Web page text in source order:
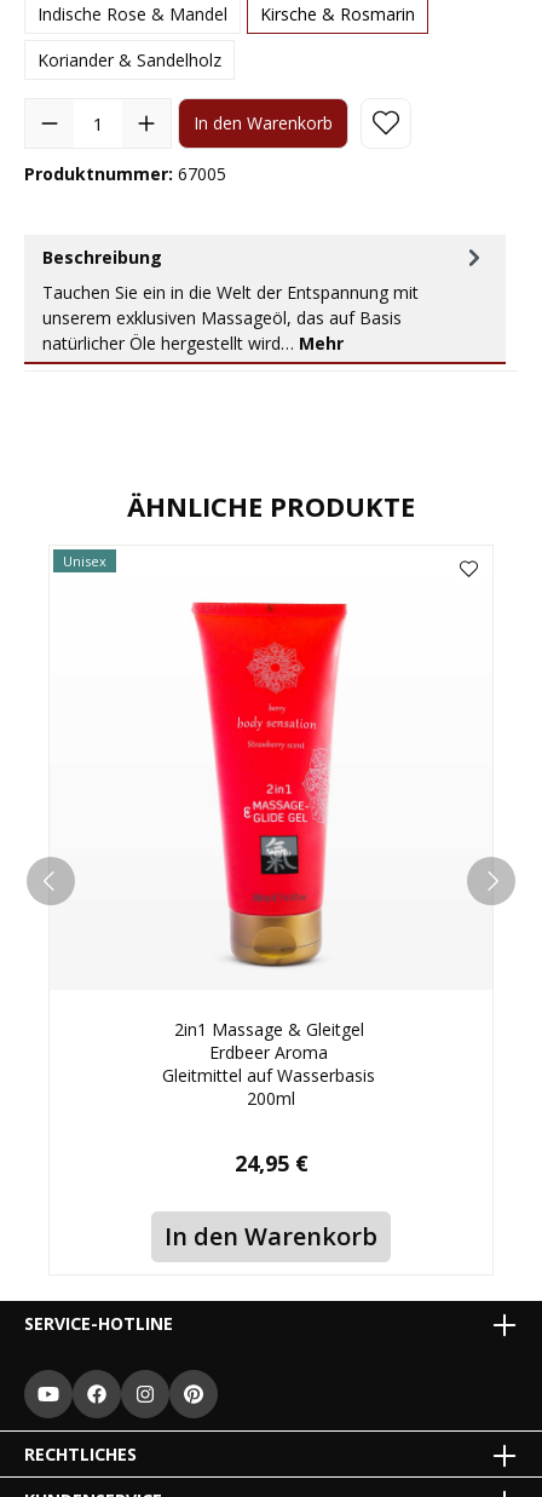
Indische Rose & Mandel
Kirsche & Rosmarin
Koriander & Sandelholz
In den Warenkorb
Produktnummer: 67005
Beschreibung
Tauchen Sie ein in die Welt der Entspannung mit
unserem exklusiven Massageöl, das auf Basis
natürlicher Öle hergestellt wird… Mehr
ÄHNLICHE PRODUKTE
Unisex
2in1 Massage & Gleitgel
Erdbeer Aroma
Gleitmittel auf Wasserbasis
200ml
24,95 €
In den Warenkorb
SERVICE-HOTLINE
RECHTLICHES